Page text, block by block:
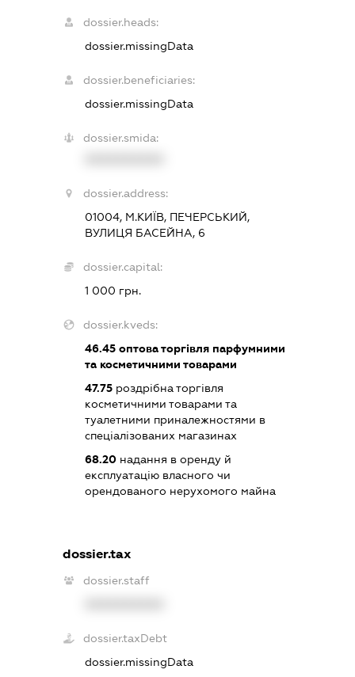
dossier.heads:
dossier.missingData
dossier.beneficiaries:
dossier.missingData
dossier.smida:
dossier.address:
01004, М.КИЇВ, ПЕЧЕРСЬКИЙ,
ВУЛИЦЯ БАСЕЙНА, 6
dossier.capital:
1 000 грн.
dossier.kveds:
46.45оптова торгівля парфумними
та косметичними товарами
47.75роздрібна торгівля
косметичними товарами та
туалетними приналежностями в
спеціалізованих магазинах
68.20надання в оренду й
експлуатацію власного чи
орендованого нерухомого майна
dossier.tax
dossier.staff
dossier.taxDebt
dossier.missingData